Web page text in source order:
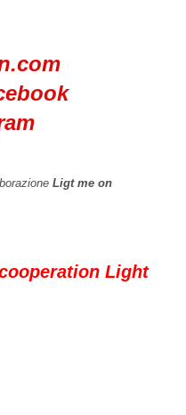
Ligt me on
Light